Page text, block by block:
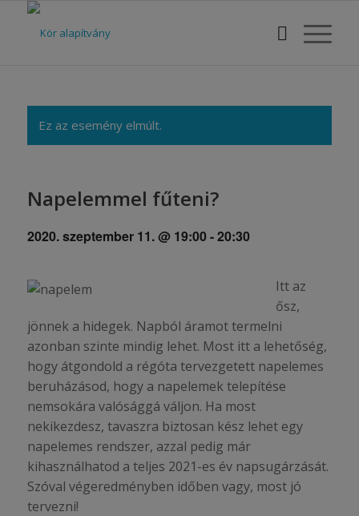
Ez az esemény elmúlt.
Napelemmel fűteni?
2020. szeptember 11. @ 19:00-20:30
Itt az
ősz,
jönnek a hidegek. Napból áramot termelni
azonban szinte mindig lehet. Most itt a lehetőség,
hogy átgondold a régóta tervezgetett napelemes
beruházásod, hogy a napelemek telepítése
nemsokára valósággá váljon. Ha most
nekikezdesz, tavaszra biztosan kész lehet egy
napelemes rendszer, azzal pedig már
kihasználhatod a teljes 2021-es év napsugárzását.
Szóval végeredményben időben vagy, most jó
tervezni!